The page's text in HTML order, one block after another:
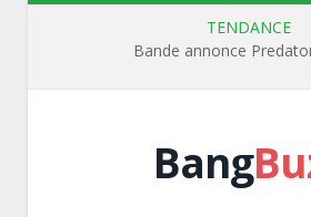
TENDANCE
Bande annonce
Bang